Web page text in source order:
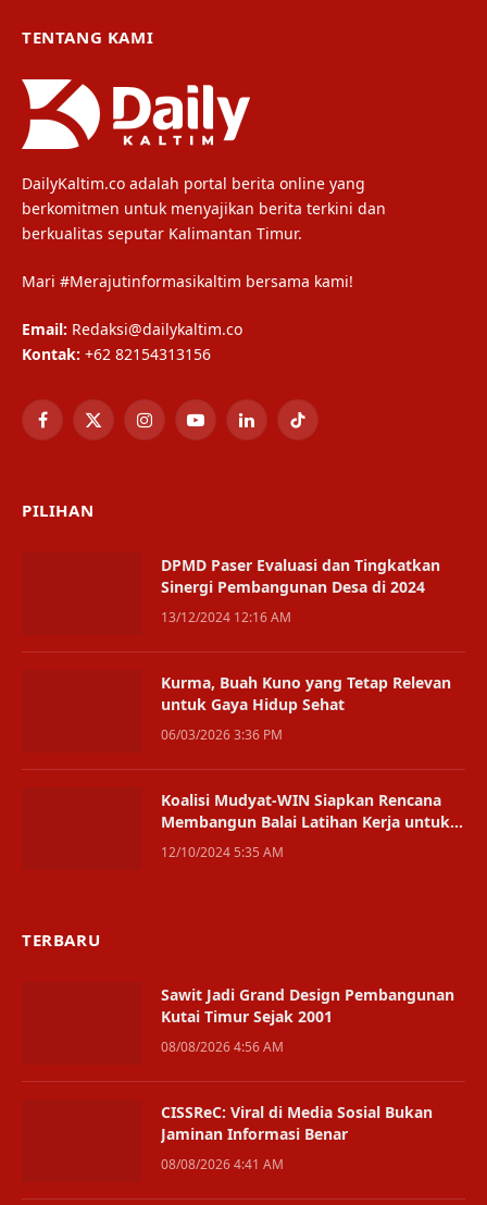
TENTANG KAMI
DailyKaltim.co adalah portal berita online yang
berkomitmen untuk menyajikan berita terkini dan
berkualitas seputar Kalimantan Timur.
Mari #Merajutinformasikaltim bersama kami!
Email: Redaksi@dailykaltim.co
Kontak: +62 82154313156
Facebook
X
InstagramYouTubeLinkedInTikTok
PILIHAN
DPMD Paser Evaluasi dan Tingkatkan
Sinergi Pembangunan Desa di 2024
13/12/2024 12:16 AM
Kurma, Buah Kuno yang Tetap Relevan
untuk Gaya Hidup Sehat
06/03/2026 3:36 PM
Koalisi Mudyat-WIN Siapkan Rencana
Membangun Balai Latihan Kerja untuk
Tenaga Terampil di PPU
12/10/2024 5:35 AM
TERBARU
Sawit Jadi Grand Design Pembangunan
Kutai Timur Sejak 2001
08/08/2026 4:56 AM
CISSReC: Viral di Media Sosial Bukan
Jaminan Informasi Benar
08/08/2026 4:41 AM